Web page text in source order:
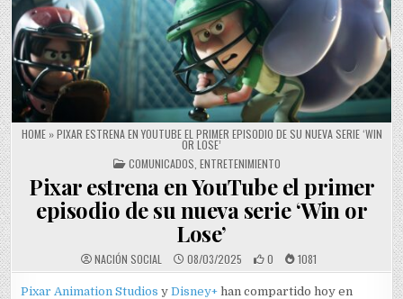
HOME»PIXAR ESTRENA EN YOUTUBE EL PRIMER EPISODIO DE SU NUEVA SERIE ‘WIN
OR LOSE’
POSTED IN
COMUNICADOS ENTRETENIMIENTO
Pixar estrena en YouTube el primer
episodio de su nueva serie ‘Win or
Lose’
NACIÓN SOCIAL 08/03/2025 0 1081
Pixar Animation Studios yDisney+ han compartido hoy en